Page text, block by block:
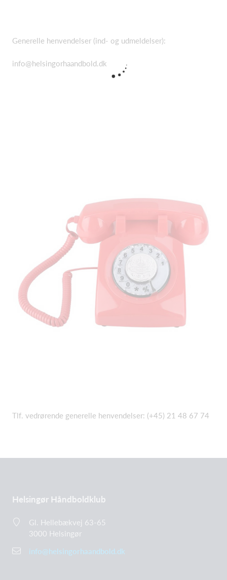
Generelle henvendelser (ind- og udmeldelser):
info@helsingorhaandbold.dk
Tlf. vedrørende generelle henvendelser: (+45) 21 48 67 74
Helsingør Håndboldklub
Gl. Hellebækvej 63-65
3000 Helsingør
info@helsingorhaandbold.dk